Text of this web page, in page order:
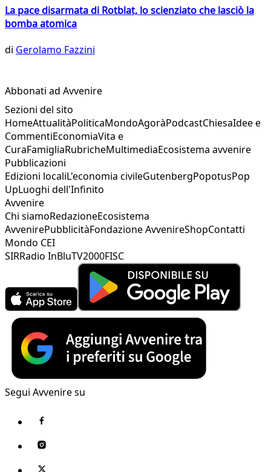
La pace disarmata di Rotblat, lo scienziato che lasciò la
bomba atomica
di Gerolamo Fazzini
Abbonati ad Avvenire
Sezioni del sito
HomeAttualitàPoliticaMondoAgoràPodcastChiesaIdee e
CommentiEconomiaVita e
CuraFamigliaRubricheMultimediaEcosistema avvenire
Pubblicazioni
Edizioni localiL'economia civileGutenbergPopotusPop
UpLuoghi dell'Infinito
Avvenire
Chi siamoRedazioneEcosistema
AvvenirePubblicitàFondazione AvvenireShopContatti
Mondo CEI
SIRRadio InBluTV2000FISC
Segui Avvenire su